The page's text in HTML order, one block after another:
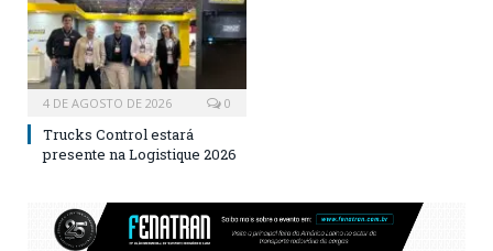
4 DE AGOSTO DE 2026 0
Trucks Control estará
presente na Logistique 2026